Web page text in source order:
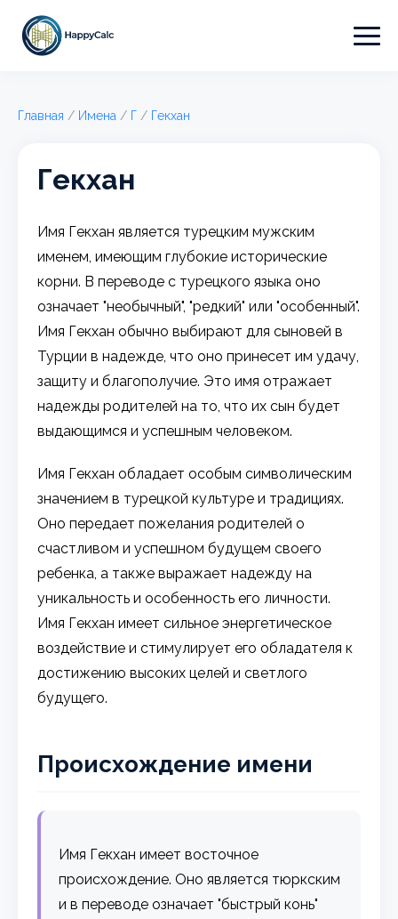
Главная / Имена / Г / Гекхан
Гекхан
Имя Гекхан является турецким мужским
именем, имеющим глубокие исторические
корни. В переводе с турецкого языка оно
означает "необычный", "редкий" или "особенный".
Имя Гекхан обычно выбирают для сыновей в
Турции в надежде, что оно принесет им удачу,
защиту и благополучие. Это имя отражает
надежды родителей на то, что их сын будет
выдающимся и успешным человеком.
Имя Гекхан обладает особым символическим
значением в турецкой культуре и традициях.
Оно передает пожелания родителей о
счастливом и успешном будущем своего
ребенка, а также выражает надежду на
уникальность и особенность его личности.
Имя Гекхан имеет сильное энергетическое
воздействие и стимулирует его обладателя к
достижению высоких целей и светлого
будущего.
Происхождение имени
Имя Гекхан имеет восточное
происхождение. Оно является тюркским
и в переводе означает "быстрый конь"